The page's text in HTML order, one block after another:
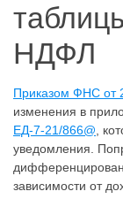
НДФЛ
Приказом ФНС от
изменения в
ЕД-7-21/866@ ,
уведомления.
зависимости от